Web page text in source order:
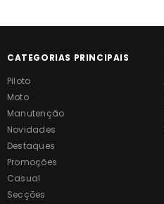
CATEGORIAS PRINCIPAIS
Piloto
Moto
Manutenção
Novidades
Destaques
Promoções
Casual
Secções